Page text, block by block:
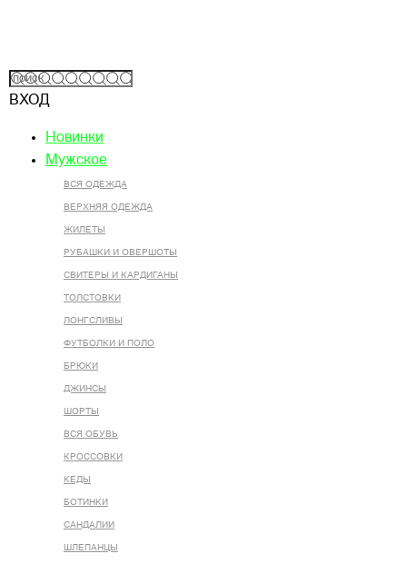
ВХОД
Новинки
Мужское
ВСЯ ОДЕЖДА
ВЕРХНЯЯ ОДЕЖДА
ЖИЛЕТЫ
РУБАШКИ И ОВЕРШОТЫ
СВИТЕРЫ И КАРДИГАНЫ
ТОЛСТОВКИ
ЛОНГСЛИВЫ
ФУТБОЛКИ И ПОЛО
БРЮКИ
ДЖИНСЫ
ШОРТЫ
ВСЯ ОБУВЬ
КРОССОВКИ
КЕДЫ
БОТИНКИ
САНДАЛИИ
ШЛЕПАНЦЫ